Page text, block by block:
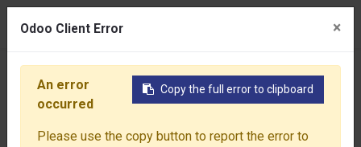
首頁 產品介紹 噴塗設備 液體自動塗裝線
Odoo Client Error ×
Copy the full error to clipboard
An error
occurred
Please use the copy button to report the error to
Odoo Client Error ×
Copy the full error to clipboard
An error
occurred
Please use the copy button to report the error to